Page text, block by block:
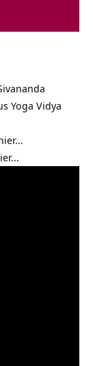
Yoga Vidya